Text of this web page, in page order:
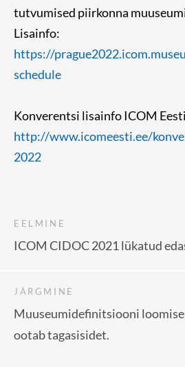
tutvumised piirkonna
Lisainfo:
https://
schedule
Konverentsi lisainfo ICOM
http://www.icomeesti.ee/
2022
EELMINE
ICOM CIDOC 2021 lükatud
JÄRGMINE
Muuseumidefinitsiooni
ootab tagasisidet.